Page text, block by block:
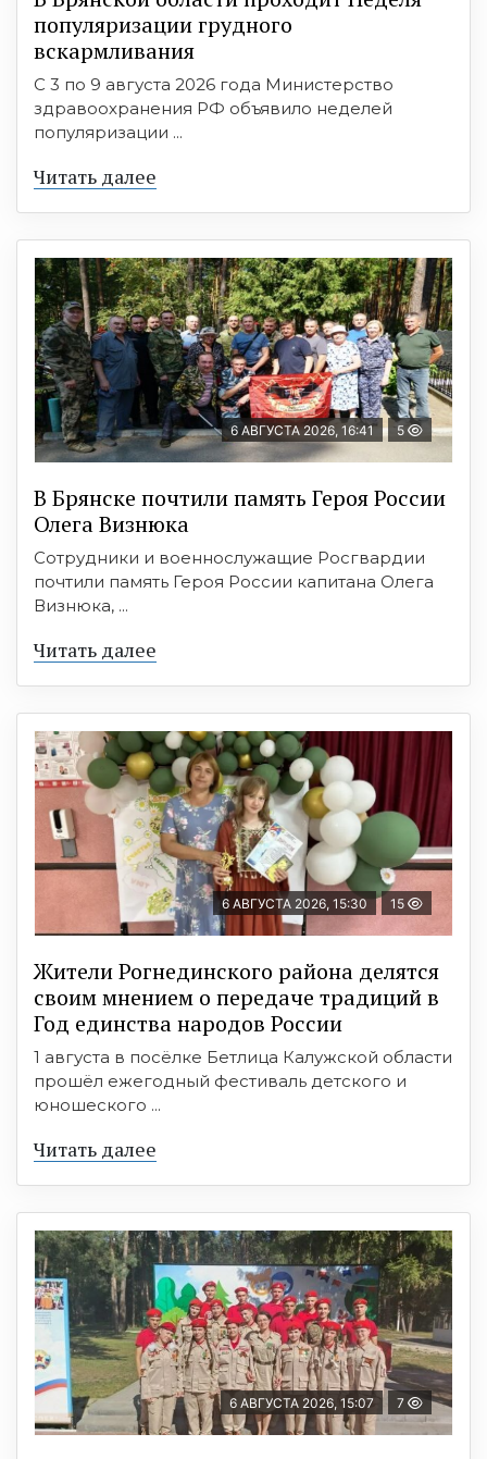
популяризации грудного
вскармливания
С 3 по 9 августа 2026 года Министерство
здравоохранения РФ объявило неделей
популяризации ...
Читать далее
6 АВГУСТА 2026, 16:41 5
В Брянске почтили память Героя России
Олега Визнюка
Сотрудники и военнослужащие Росгвардии
почтили память Героя России капитана Олега
Визнюка, ...
Читать далее
6 АВГУСТА 2026, 15:30 15
Жители Рогнединского района делятся
своим мнением о передаче традиций в
Год единства народов России
1 августа в посёлке Бетлица Калужской области
прошёл ежегодный фестиваль детского и
юношеского ...
Читать далее
6 АВГУСТА 2026, 15:07 7